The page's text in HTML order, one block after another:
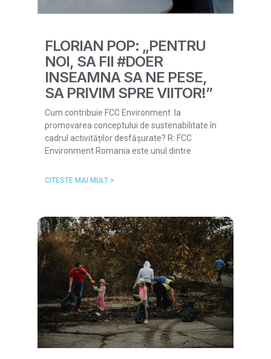
FLORIAN POP: „PENTRU
NOI, SA FII #DOER
INSEAMNA SA NE PESE,
SA PRIVIM SPRE VIITOR!”
Cum contribuie FCC Environment la
promovarea conceptului de sustenabilitate în
cadrul activităților desfășurate? R: FCC
Environment Romania este unul dintre
CITESTE MAI MULT >